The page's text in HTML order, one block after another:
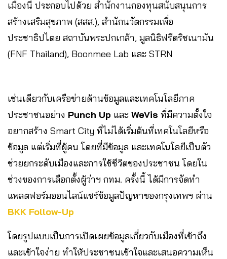
เมืองนี้ ประกอบไปด้วย สำนักงานกองทุนสนับสนุนการ
สร้างเสริมสุขภาพ (สสส.), สำนักนวัตกรรมเพื่อ
ประชาธิปไตย สถาบันพระปกเกล้า, มูลนิธิฟรีดริชเนามัน
(FNF Thailand), Boonmee Lab และ STRN
เช่นเดียวกับเครือข่ายด้านข้อมูลและเทคโนโลยีภาค
ประชาชนอย่าง Punch Up และ WeVis ที่มีความตั้งใจ
อยากสร้าง Smart City ที่ไม่ได้เริ่มต้นที่เทคโนโลยีหรือ
ข้อมูล แต่เริ่มที่ผู้คน โดยที่มีข้อมูล และเทคโนโลยีเป็นตัว
ช่วยยกระดับเมืองและการใช้ชีวิตของประชาชน โดยใน
ช่วงของการเลือกตั้งผู้ว่าฯ กทม. ครั้งนี้ ได้มีการจัดทำ
แพลตฟอร์มออนไลน์แชร์ข้อมูลปัญหาของกรุงเทพฯ ผ่าน
BKK Follow-Up
โดยรูปแบบเป็นการเปิดเผยข้อมูลเกี่ยวกับเมืองที่เข้าถึง
และเข้าใจง่าย ทำให้ประชาชนเข้าใจและเสนอความเห็น